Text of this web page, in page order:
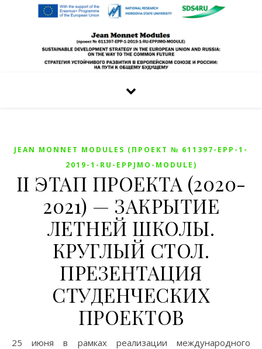
JEAN MONNET MODULES (ПРОЕКТ № 611397-EPP-1-
2019-1-RU-EPPJMO-MODULE)
II ЭТАП ПРОЕКТА (2020-
2021) — ЗАКРЫТИЕ
ЛЕТНЕЙ ШКОЛЫ.
КРУГЛЫЙ СТОЛ.
ПРЕЗЕНТАЦИЯ
СТУДЕНЧЕСКИХ
ПРОЕКТОВ
25 июня в рамках реализации международного